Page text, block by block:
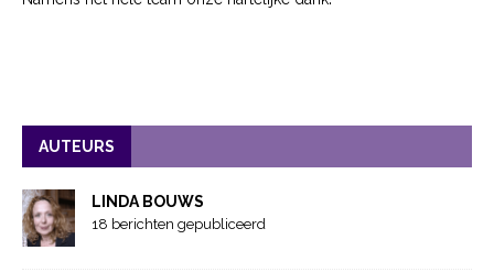
AUTEURS
LINDA BOUWS
18 berichten gepubliceerd